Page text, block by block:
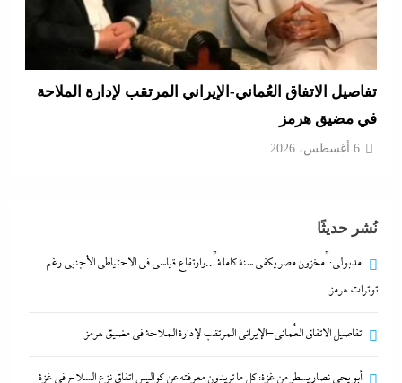
أبو يحى نصار يسطر من غزة: كل ما تريدون معرفته عن
كواليس اتفاق نزع السلاح في غزة
6 أغسطس، 2026
نُشر حديثًا
مدبولي:”مخزون مصر يكفي سنة كاملة”..وارتفاع قياسي في الاحتياطي الأجنبي رغم
توترات هرمز
تفاصيل الاتفاق العُماني-الإيراني المرتقب لإدارة الملاحة في مضيق هرمز
أبو يحى نصار يسطر من غزة: كل ما تريدون معرفته عن كواليس اتفاق نزع السلاح في غزة